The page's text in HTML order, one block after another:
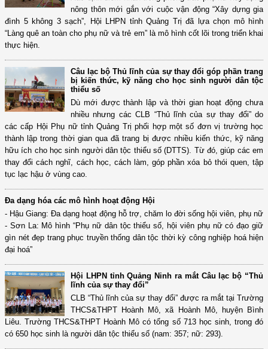
nông thôn mới gắn với cuộc vận động “Xây dựng gia
đình 5 không 3 sạch”, Hội LHPN tỉnh Quảng Trị đã lựa chọn mô hình
“Làng quê an toàn cho phụ nữ và trẻ em” là mô hình cốt lõi trong triển khai
thực hiện.
Câu lạc bộ Thủ lĩnh của sự thay đổi góp phần trang
bị kiến thức, kỹ năng cho học sinh người dân tộc
thiểu số
Dù mới được thành lập và thời gian hoạt động chưa
nhiều nhưng các CLB “Thủ lĩnh của sự thay đổi” do
các cấp Hội Phụ nữ tỉnh Quảng Trị phối hợp một số đơn vị trường học
thành lập trong thời gian qua đã trang bị được nhiều kiến thức, kỹ năng
hữu ích cho học sinh người dân tộc thiểu số (DTTS). Từ đó, giúp các em
thay đổi cách nghĩ, cách học, cách làm, góp phần xóa bỏ thói quen, tập
tục lạc hậu ở vùng cao.
Đa dạng hóa các mô hình hoạt động Hội
- Hậu Giang: Đa dạng hoạt động hỗ trợ, chăm lo đời sống hội viên, phụ nữ
- Sơn La: Mô hình “Phụ nữ dân tộc thiểu số, hội viên phụ nữ có đạo giữ
gìn nét đẹp trang phục truyền thống dân tộc thời kỳ công nghiệp hoá hiện
đại hoá”
Hội LHPN tỉnh Quảng Ninh ra mắt Câu lạc bộ “Thủ
lĩnh của sự thay đổi”
CLB “Thủ lĩnh của sự thay đổi” được ra mắt tại Trường
THCS&THPT Hoành Mô, xã Hoành Mô, huyện Bình
Liêu. Trường THCS&THPT Hoành Mô có tổng số 713 học sinh, trong đó
có 650 học sinh là người dân tộc thiểu số (nam: 357; nữ: 293).